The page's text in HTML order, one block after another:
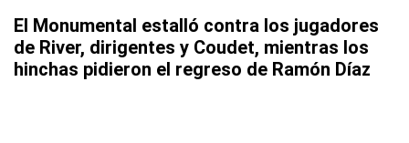
El Monumental estalló contra los jugadores
de River, dirigentes y Coudet, mientras los
hinchas pidieron el regreso de Ramón Díaz